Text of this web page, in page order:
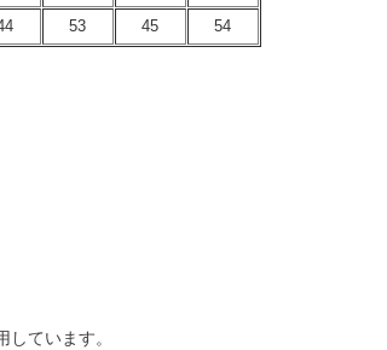
53 45 54
ています。